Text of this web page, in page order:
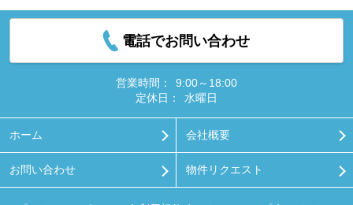
電話でお問い合わせ
営業時間：
9:00～18:00
定休日：
水曜日
ホーム 会社概要
お問い合わせ 物件リクエスト